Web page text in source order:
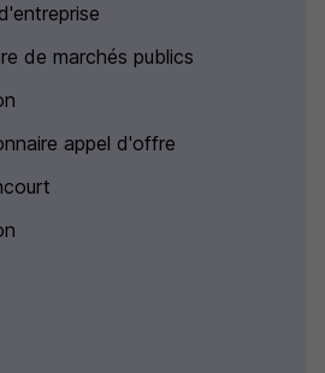
de marchés publics
appel d'offre